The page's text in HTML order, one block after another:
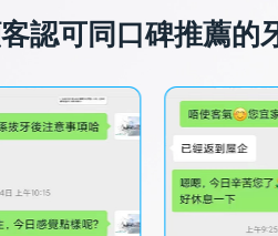
認可同口碑推薦的